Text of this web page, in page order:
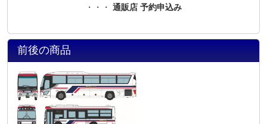
・・・ 通販店 予約申込み
前後の商品